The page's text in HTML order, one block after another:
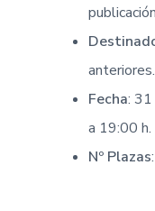
anteriores.
Fecha:
a 19:00 h.
Nº Plazas